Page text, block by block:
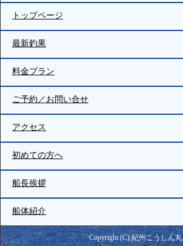
トップページ
最新釣果
料金プラン
ご予約／お問い合せ
アクセス
初めての方へ
船長挨拶
船体紹介
Copyright (C) 紀州こうしん丸